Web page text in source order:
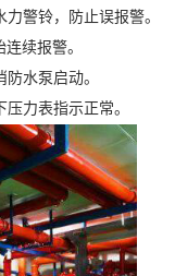
警铃，防止误报警。
续报警。
水泵启动。
力表指示正常。